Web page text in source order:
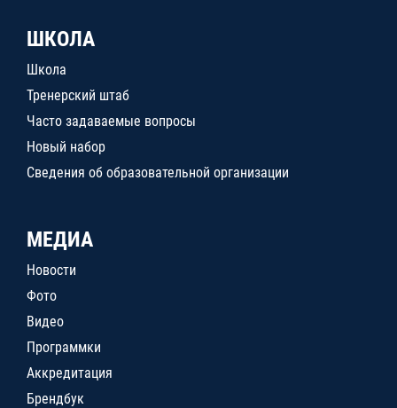
ШКОЛА
Школа
Тренерский штаб
Часто задаваемые вопросы
Новый набор
Сведения об образовательной организации
МЕДИА
Новости
Фото
Видео
Программки
Аккредитация
Брендбук